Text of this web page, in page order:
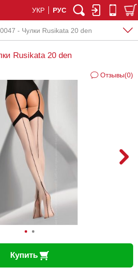
УКР РУС
- Чулки Rusikata 20 den
Rusikata 20 den
Отзывы(0)
Купить